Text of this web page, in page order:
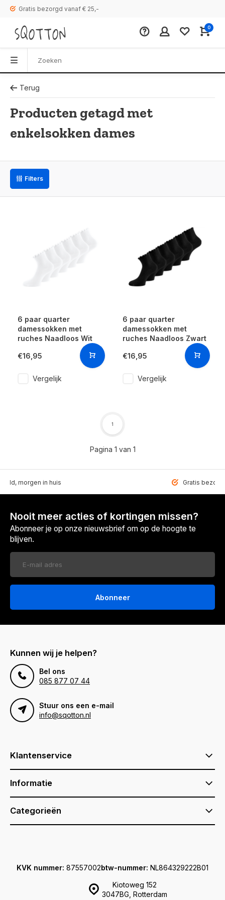
Gratis bezorgd vanaf € 25,-
0
Terug
Producten getagd met
enkelsokken dames
Filters
6 paar quarter
damessokken met
ruches Naadloos Wit
€16,95
Vergelijk
6 paar quarter
damessokken met
ruches Naadloos Zwart
€16,95
Vergelijk
Pagina 1 van 1
1
morgen in huis Gratis
Nooit meer acties of kortingen missen?
Abonneer je op onze nieuwsbrief om op de hoogte te
blijven.
Abonneer
Kunnen wij je helpen?
Bel ons
085 877 07 44
Stuur ons een e-mail
info@sqotton.nl
Klantenservice
Informatie
Categorieën
Kiotoweg 152
3047BG, Rotterdam
KVK nummer: 87557002btw-nummer: NL864329222B01